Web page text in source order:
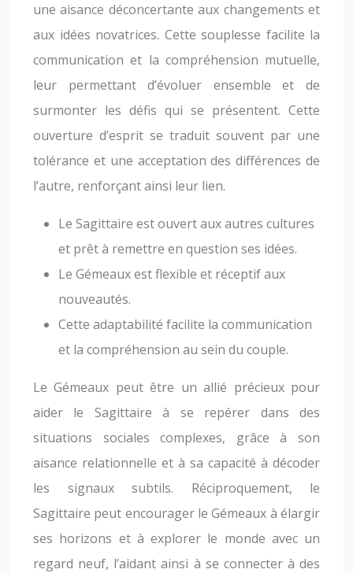
une aisance déconcertante aux changements et
aux idées novatrices. Cette souplesse facilite la
communication et la compréhension mutuelle,
leur permettant d’évoluer ensemble et de
surmonter les défis qui se présentent. Cette
ouverture d’esprit se traduit souvent par une
tolérance et une acceptation des différences de
l’autre, renforçant ainsi leur lien.
Le Sagittaire est ouvert aux autres cultures
et prêt à remettre en question ses idées.
Le Gémeaux est flexible et réceptif aux
nouveautés.
Cette adaptabilité facilite la communication
et la compréhension au sein du couple.
Le Gémeaux peut être un allié précieux pour
aider le Sagittaire à se repérer dans des
situations sociales complexes, grâce à son
aisance relationnelle et à sa capacité à décoder
les signaux subtils. Réciproquement, le
Sagittaire peut encourager le Gémeaux à élargir
ses horizons et à explorer le monde avec un
regard neuf, l’aidant ainsi à se connecter à des